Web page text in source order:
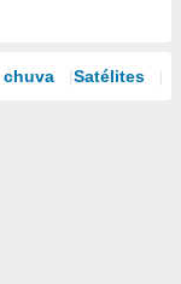
chuva Satélites